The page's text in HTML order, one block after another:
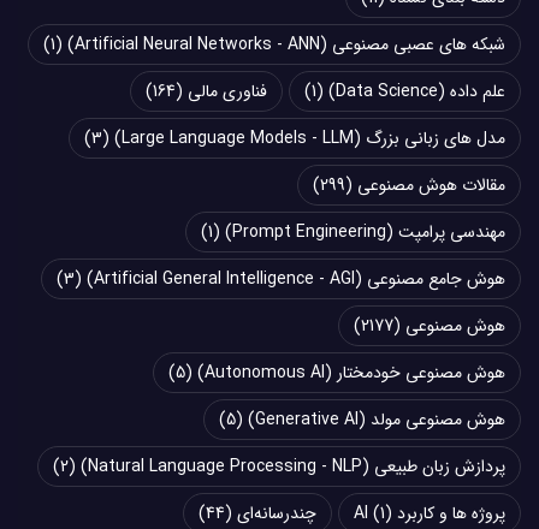
شبکه های عصبی مصنوعی (Artificial Neural Networks - ANN)
(1)
علم داده (Data Science)
(1) فناوری مالی (164)
مدل های زبانی بزرگ (Large Language Models - LLM)
(3)
مقالات هوش مصنوعی (299)
مهندسی پرامپت (Prompt Engineering)
(1)
هوش جامع مصنوعی (Artificial General Intelligence - AGI)
(3)
هوش مصنوعی (2177)
هوش مصنوعی خودمختار (Autonomous AI)
(5)
هوش مصنوعی مولد (Generative AI)
(5)
پردازش زبان طبیعی (Natural Language Processing - NLP)
(2)
پروژه ها و کاربرد AI (1) چند‌‌رسانه‌ای (44)